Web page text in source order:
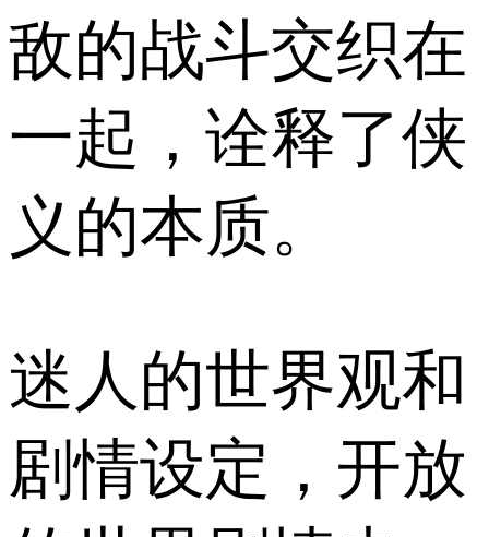
敌的战斗交织在
一起，诠释了侠
义的本质。
迷人的世界观和
剧情设定，开放